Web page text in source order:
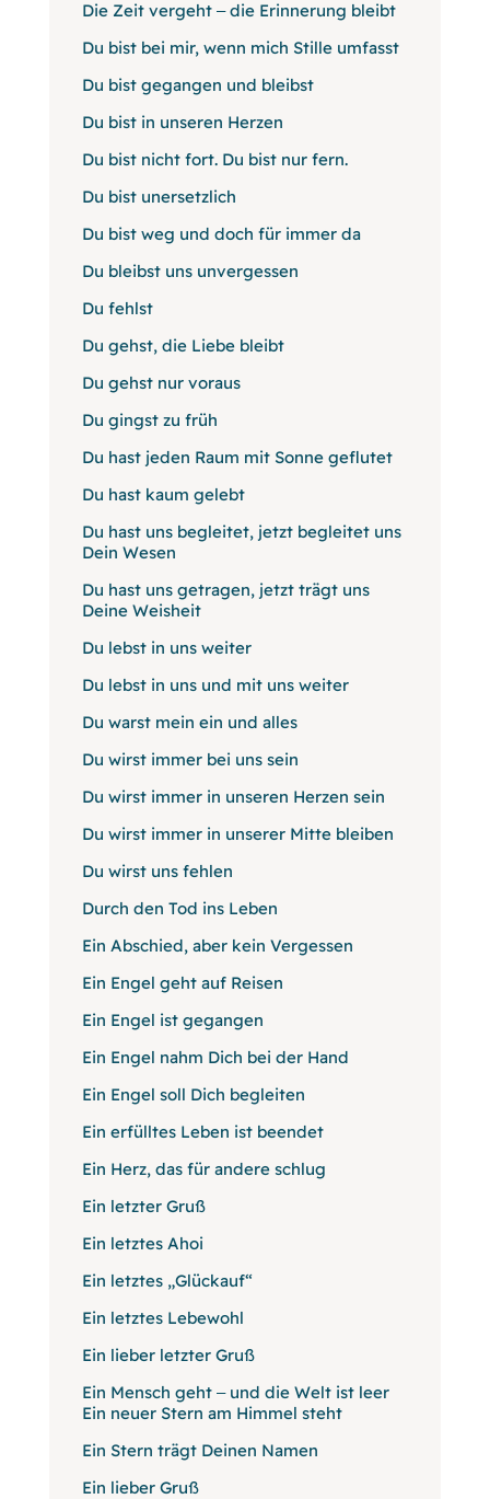
Die Zeit vergeht ‒ die Erinnerung bleibt
Du bist bei mir, wenn mich Stille umfasst
Du bist gegangen und bleibst
Du bist in unseren Herzen
Du bist nicht fort. Du bist nur fern.
Du bist unersetzlich
Du bist weg und doch für immer da
Du bleibst uns unvergessen
Du fehlst
Du gehst, die Liebe bleibt
Du gehst nur voraus
Du gingst zu früh
Du hast jeden Raum mit Sonne geflutet
Du hast kaum gelebt
Du hast uns begleitet, jetzt begleitet uns
Dein Wesen
Du hast uns getragen, jetzt trägt uns
Deine Weisheit
Du lebst in uns weiter
Du lebst in uns und mit uns weiter
Du warst mein ein und alles
Du wirst immer bei uns sein
Du wirst immer in unseren Herzen sein
Du wirst immer in unserer Mitte bleiben
Du wirst uns fehlen
Durch den Tod ins Leben
Ein Abschied, aber kein Vergessen
Ein Engel geht auf Reisen
Ein Engel ist gegangen
Ein Engel nahm Dich bei der Hand
Ein Engel soll Dich begleiten
Ein erfülltes Leben ist beendet
Ein Herz, das für andere schlug
Ein letzter Gruß
Ein letztes Ahoi
Ein letztes „Glückauf“
Ein letztes Lebewohl
Ein lieber letzter Gruß
Ein Mensch geht ‒ und die Welt ist leer
Ein neuer Stern am Himmel steht
Ein Stern trägt Deinen Namen
Ein lieber Gruß